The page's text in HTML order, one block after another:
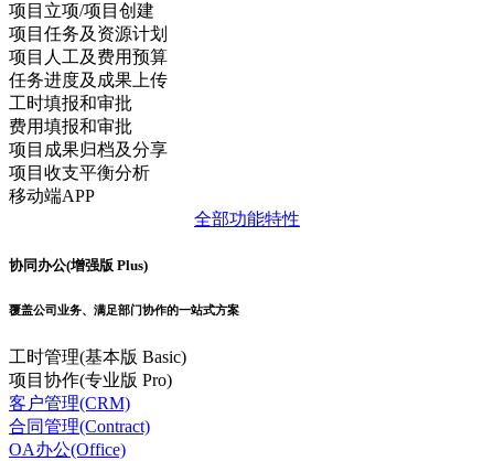
项目立项/项目创建
项目任务及资源计划
项目人工及费用预算
任务进度及成果上传
工时填报和审批
费用填报和审批
项目成果归档及分享
项目收支平衡分析
移动端APP
全部功能特性
协同办公(增强版 Plus)
覆盖公司业务、满足部门协作的一站式方案
工时管理(基本版 Basic)
项目协作(专业版 Pro)
客户管理(CRM)
合同管理(Contract)
OA办公(Office)